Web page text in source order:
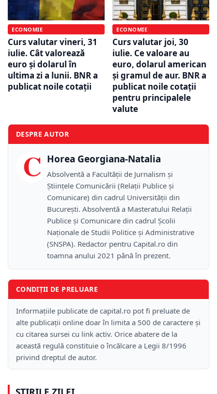
ECONOMIE
Curs valutar vineri, 31
iulie. Cât valorează
euro și dolarul în
ultima zi a lunii. BNR a
publicat noile cotații
ECONOMIE
Curs valutar joi, 30
iulie. Ce valoare au
euro, dolarul american
și gramul de aur. BNR a
publicat noile cotații
pentru principalele
valute
DESPRE AUTOR
C Horea Georgiana-Natalia
Absolventă a Facultății de Jurnalism și
Științele Comunicării (Relații Publice și
Comunicare) din cadrul Universității din
București. Absolventă a Masteratului Relații
Publice și Comunicare din cadrul Școlii
Naţionale de Studii Politice și Administrative
(SNSPA). Redactor pentru Capital.ro din
toamna anului 2021 până în prezent.
CONDIȚII DE PRELUARE
Informațiile publicate de capital.ro pot fi preluate de
alte publicații online doar în limita a 500 de caractere și
cu citarea sursei cu link activ. Orice abatere de la
această regulă constituie o încălcare a Legii 8/1996
privind dreptul de autor.